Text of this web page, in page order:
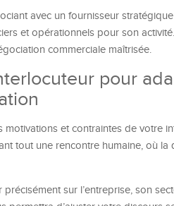
avec un fournisseur
et opérationnels pour son
commerciale maîtrisée.
pour
motivations et contraintes de votre
tout une rencontre humaine, où
sur l’entreprise, son